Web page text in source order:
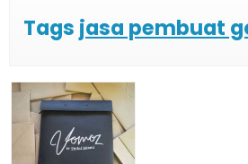
Tags jasa pembuat